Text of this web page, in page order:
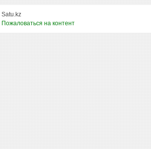
Satu.kz
Пожаловаться на контент